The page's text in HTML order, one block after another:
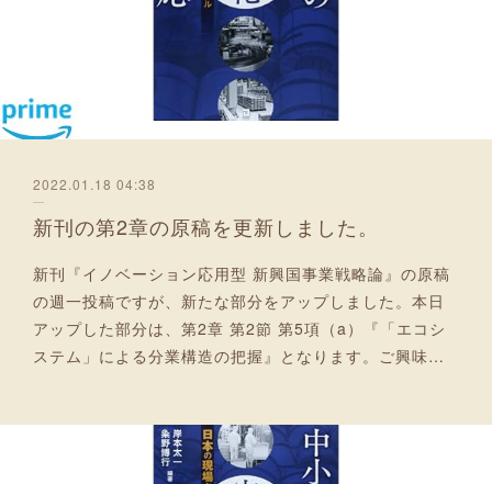
2022.01.18 04:38
新刊の第2章の原稿を更新しました。
新刊『イノベーション応用型 新興国事業戦略論』の原稿
の週一投稿ですが、新たな部分をアップしました。本日
アップした部分は、第2章 第2節 第5項（a）『「エコシ
ステム」による分業構造の把握』となります。ご興味…